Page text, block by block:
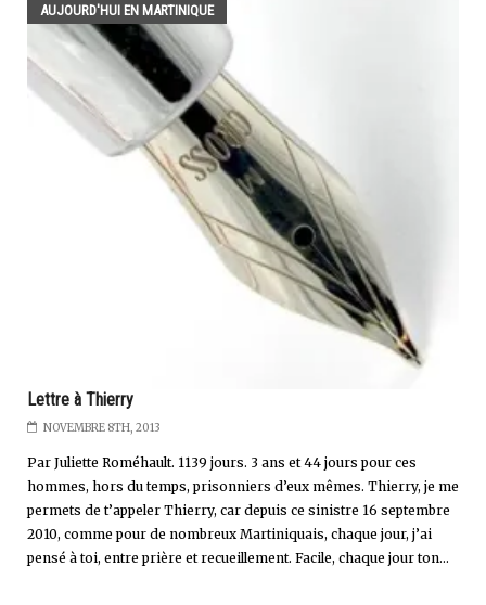
AUJOURD'HUI EN MARTINIQUE
Lettre à Thierry
NOVEMBRE 8TH, 2013
Par Juliette Roméhault. 1139 jours. 3 ans et 44 jours pour ces
hommes, hors du temps, prisonniers d’eux mêmes. Thierry, je me
permets de t’appeler Thierry, car depuis ce sinistre 16 septembre
2010, comme pour de nombreux Martiniquais, chaque jour, j’ai
pensé à toi, entre prière et recueillement. Facile, chaque jour ton...